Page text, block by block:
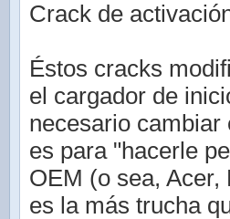
Crack de
Éstos cracks
el cargador de
necesario
es para "hacerle
OEM (o sea, Acer,
es la más trucha